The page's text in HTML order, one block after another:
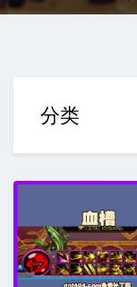
分类